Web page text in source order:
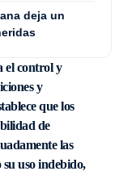
deja un
el control y
y
que los
de
las
uso indebido,